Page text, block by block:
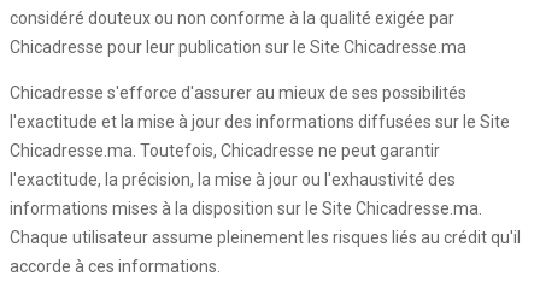
considéré douteux ou non conforme à la qualité exigée par
Chicadresse pour leur publication sur le Site Chicadresse.ma
Chicadresse s'efforce d'assurer au mieux de ses possibilités
l'exactitude et la mise à jour des informations diffusées sur le Site
Chicadresse.ma. Toutefois, Chicadresse ne peut garantir
l'exactitude, la précision, la mise à jour ou l'exhaustivité des
informations mises à la disposition sur le Site Chicadresse.ma.
Chaque utilisateur assume pleinement les risques liés au crédit qu'il
accorde à ces informations.